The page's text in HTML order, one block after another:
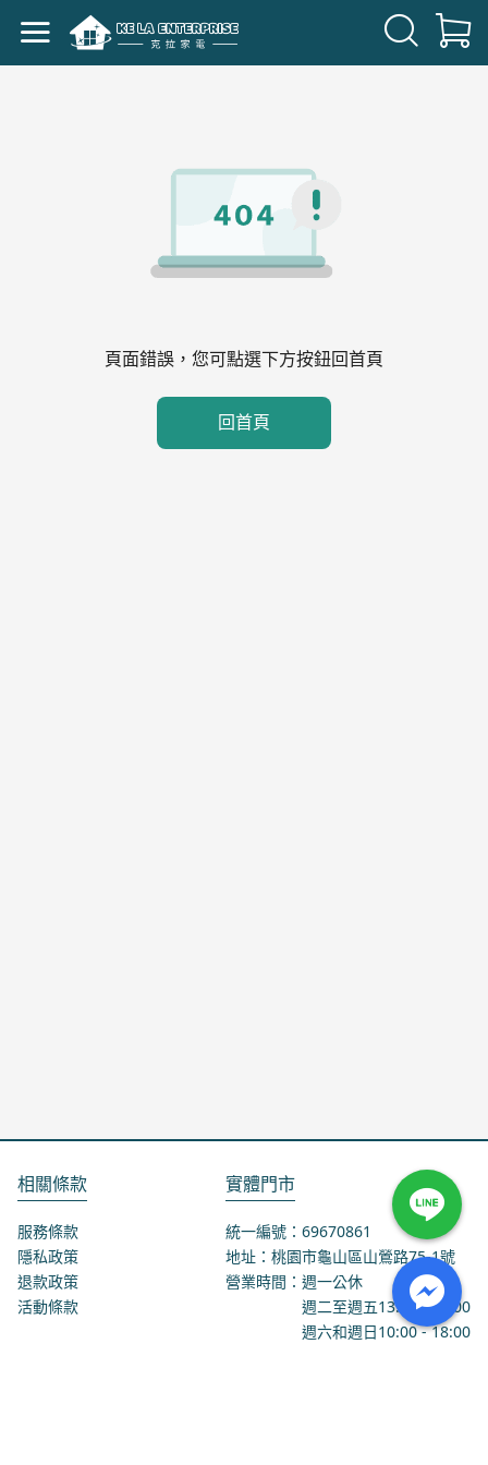
頁面錯誤，您可點選下方按鈕回首頁
回首頁
相關條款
服務條款
隱私政策
退款政策
活動條款
實體門市
統一編號：69670861
地址：桃園市龜山區山鶯路75-1號
營業時間：週一公休
週二至週五13:00 - 18:00
週六和週日10:00 - 18:00